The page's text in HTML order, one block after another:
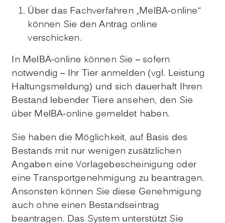
Über das Fachverfahren „MelBA-online“
können Sie den Antrag online
verschicken.
In MelBA-online können Sie – sofern
notwendig – Ihr Tier anmelden (vgl. Leistung
Haltungsmeldung) und sich dauerhaft Ihren
Bestand lebender Tiere ansehen, den Sie
über MelBA-online gemeldet haben.
Sie haben die Möglichkeit, auf Basis des
Bestands mit nur wenigen zusätzlichen
Angaben eine Vorlagebescheinigung oder
eine Transportgenehmigung zu beantragen.
Ansonsten können Sie diese Genehmigung
auch ohne einen Bestandseintrag
beantragen. Das System unterstützt Sie